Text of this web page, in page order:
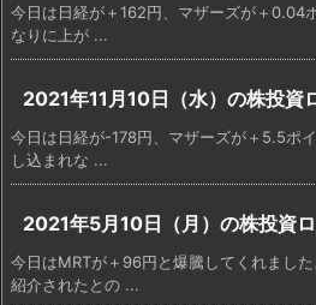
今日は日経が＋162円、マザーズが＋0.04
なりに上が ...
2021年11月10日（水）の株投資
今日は日経が-178円、マザーズが＋5.5ポ
し込まれな ...
2021年5月10日（月）の株投資
今日はMRTが＋96円と爆騰してくれまし
紹介されたとの ...